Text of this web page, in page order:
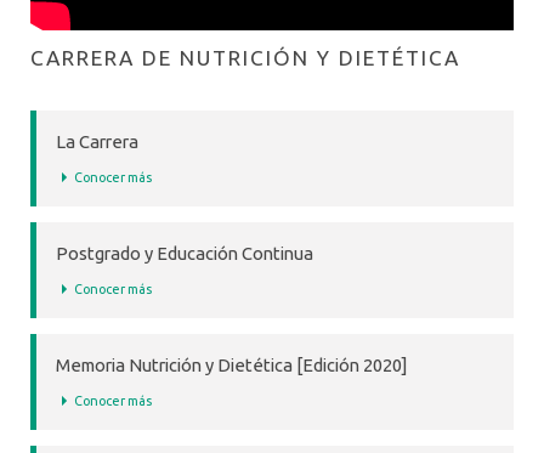
CARRERA DE NUTRICIÓN Y DIETÉTICA
La Carrera
Conocer más
Postgrado y Educación Continua
Conocer más
Memoria Nutrición y Dietética [Edición 2020]
Conocer más